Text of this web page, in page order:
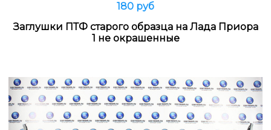
180 руб
Заглушки ПТФ старого образца на Лада Приора
1 не окрашенные